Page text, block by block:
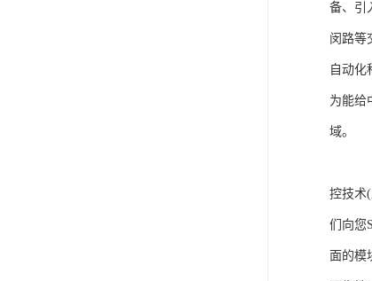
备、引
闵路等
自动化
为能给
域。
控技术
们向您
面的模